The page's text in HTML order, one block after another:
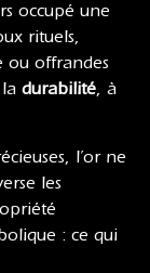
occupé une
rituels,
ou offrandes
durabilité, à
l’or ne
les
: ce qui